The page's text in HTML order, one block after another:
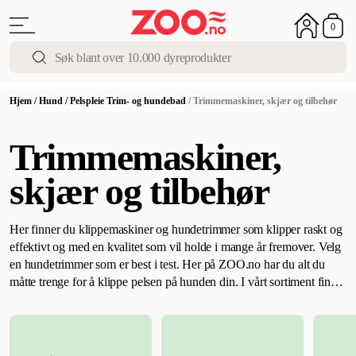
0
Hjem /Hund /Pelspleie Trim- og hundebad /Trimmemaskiner, skjær og tilbehør
Trimmemaskiner,
skjær og tilbehør
Her finner du klippemaskiner og hundetrimmer som klipper raskt og
effektivt og med en kvalitet som vil holde i mange år fremover. Velg
en hundetrimmer som er best i test.Her på ZOO.no har du alt du
måtte trenge for å klippe pelsen på hunden din. I vårt sortiment finner
tilbyr kvalitetsprodukter for deg og hunden din så du og hunden